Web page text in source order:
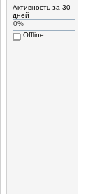
Активность за 30
дней
0%
Offline